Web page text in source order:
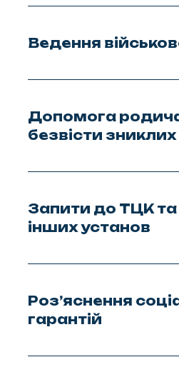
Ведення
Допомога
безвісти зниклих
Запити до ТЦК
інших установ
Роз’яснення
гарантій